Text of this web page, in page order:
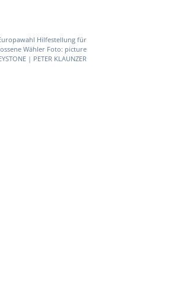
Hilfestellung für
Wähler Foto: picture
| PETER KLAUNZER